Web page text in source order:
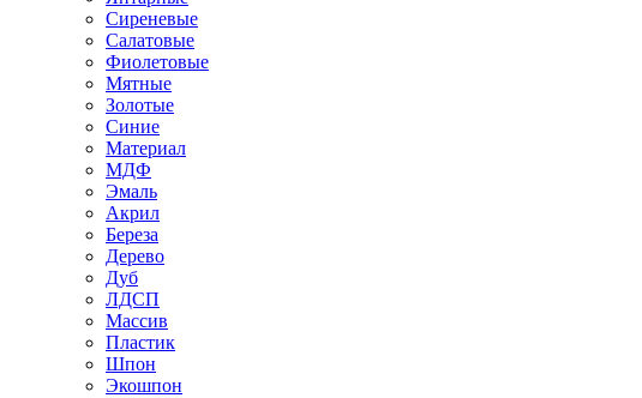
Сиреневые
Салатовые
Фиолетовые
Мятные
Золотые
Синие
Материал
МДФ
Эмаль
Акрил
Береза
Дерево
Дуб
ЛДСП
Массив
Пластик
Шпон
Экошпон